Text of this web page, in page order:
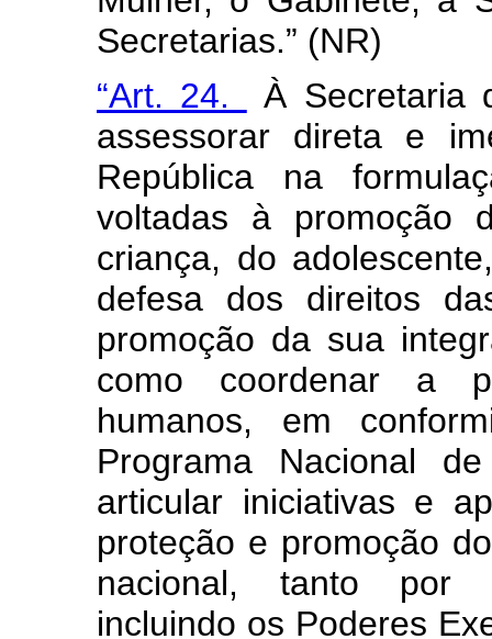
Secretarias.” (NR)
“Art. 24.
À Secretaria
assessorar direta e
República na
voltadas à promoção
criança, do
defesa dos direitos
promoção da sua
como coordenar a
humanos, em
Programa Nacional
articular iniciativas e
proteção e promoção
nacional, tanto por
incluindo os Poderes